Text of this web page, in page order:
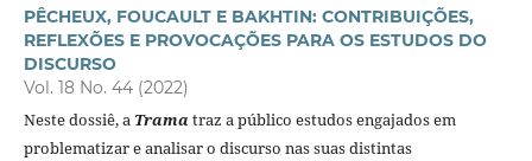
PÊCHEUX, FOUCAULT E BAKHTIN: CONTRIBUIÇÕES,
REFLEXÕES E PROVOCAÇÕES PARA OS ESTUDOS DO
DISCURSO
Vol. 18 No. 44 (2022)
Neste dossiê, a Trama traz a público estudos engajados em
problematizar e analisar o discurso nas suas distintas